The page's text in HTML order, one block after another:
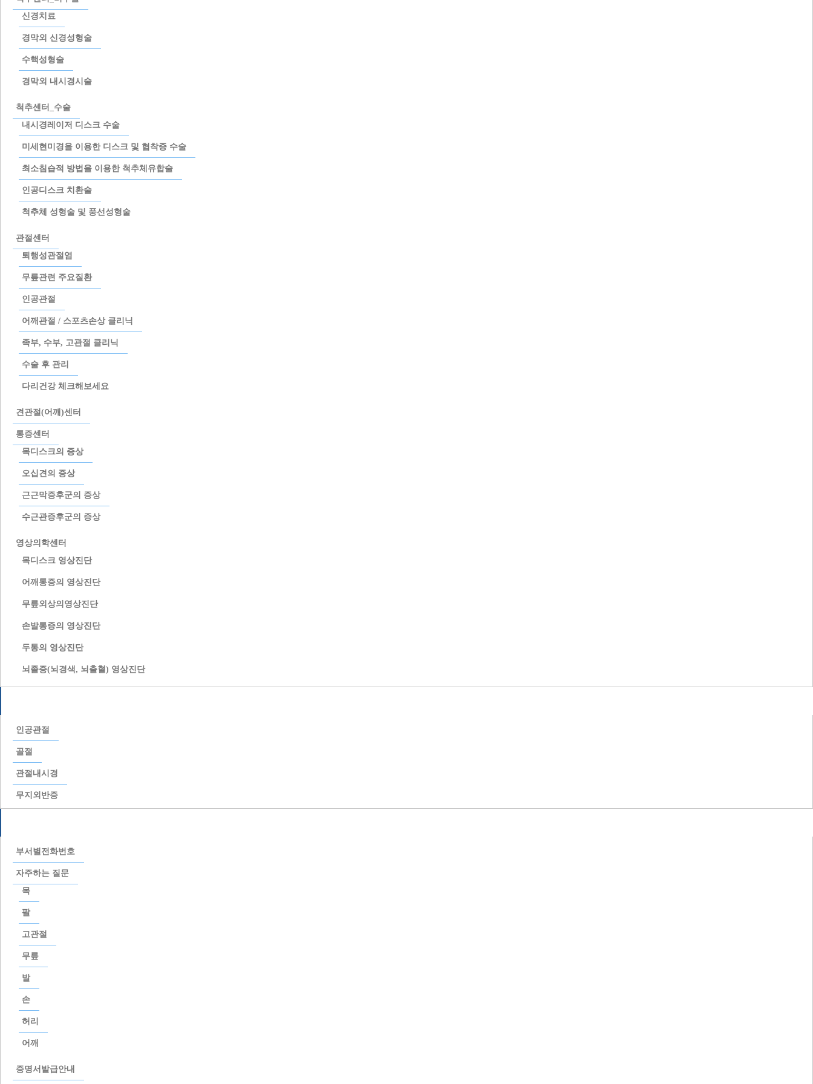
신경치료
경막외 신경성형술
수핵성형술
경막외 내시경시술
척추센터_수술
내시경레이저 디스크 수술
미세현미경을 이용한 디스크 및 협착증 수술
최소침습적 방법을 이용한 척추체유합술
인공디스크 치환술
척추체 성형술 및 풍선성형술
관절센터
퇴행성관절염
무릎관련 주요질환
인공관절
어깨관절 / 스포츠손상 클리닉
족부, 수부, 고관절 클리닉
수술 후 관리
다리건강 체크해보세요
견관절(어깨)센터
통증센터
목디스크의 증상
오십견의 증상
근근막증후군의 증상
수근관증후군의 증상
영상의학센터
목디스크 영상진단
어깨통증의 영상진단
무릎외상의영상진단
손발통증의 영상진단
두통의 영상진단
뇌졸증(뇌경색, 뇌출혈) 영상진단
인공관절
골절
관절내시경
무지외반증
부서별전화번호
자주하는 질문
목
팔
고관절
무릎
발
손
허리
어깨
증명서발급안내
1
이용약관 개인정보취급방침
본정형외과병원충청남도 천안시 서북구 불당대로 268(쌍용동 220-42) | 사업자등록번호 731-98-00324